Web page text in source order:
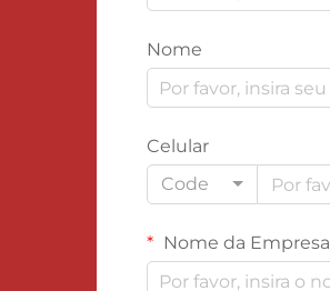
Nome
Celular
Code
Nome da Empresa